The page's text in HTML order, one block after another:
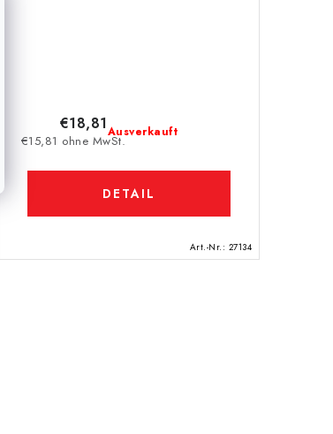
Ausverkauft
€15,81 ohne MwSt.
€18,81
DETAIL
Art.-Nr.: 27134